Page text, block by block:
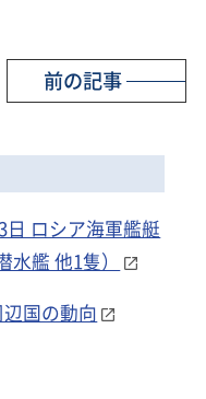
前の記事
日 ロシア海軍艦艇
艦 他1隻）
国の動向